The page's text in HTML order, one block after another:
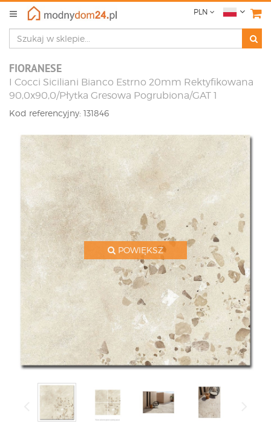
PLN
FIORANESE
I Cocci Siciliani Bianco Estrno 20mm Rektyfikowana
90,0x90,0/Płytka Gresowa Pogrubiona/GAT 1
Kod referencyjny: 131846
POWIĘKSZ